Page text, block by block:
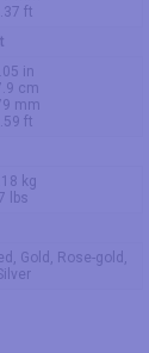
ft
in
cm
mm
ft
kg
lbs
Gold, Rose-gold,